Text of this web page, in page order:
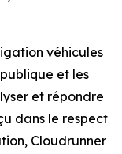
véhicules
et les
et répondre
dans le respect
Cloudrunner